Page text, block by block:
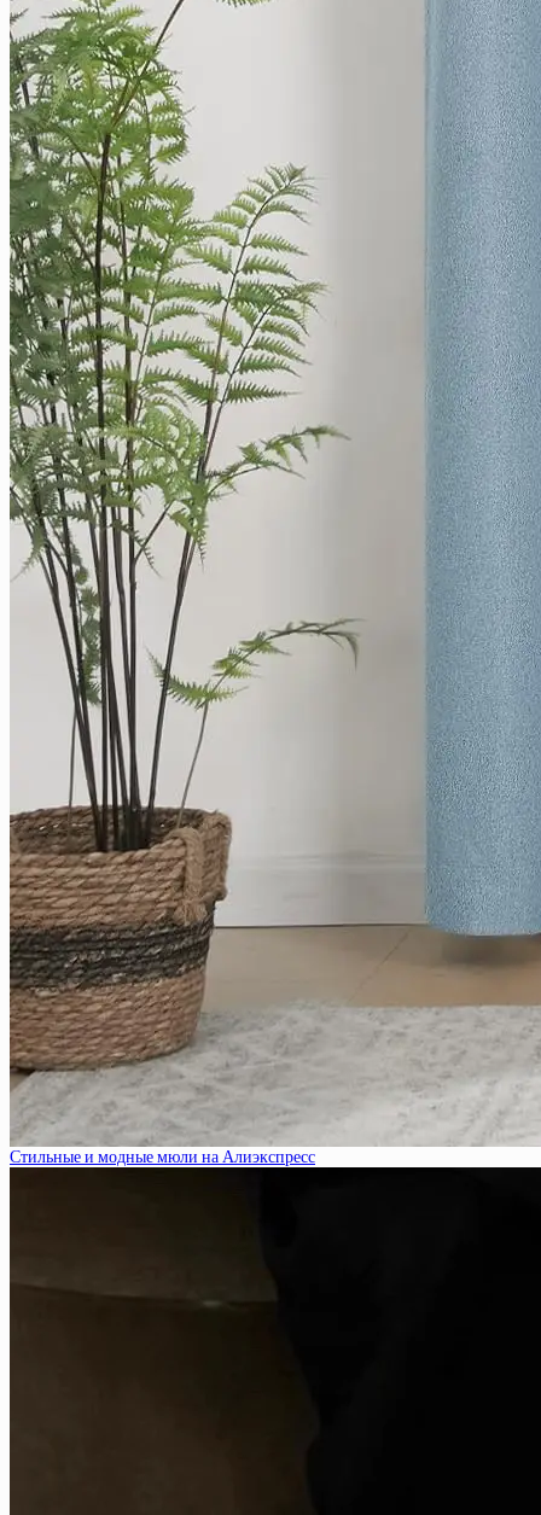
Стильные и модные мюли на Алиэкспресс